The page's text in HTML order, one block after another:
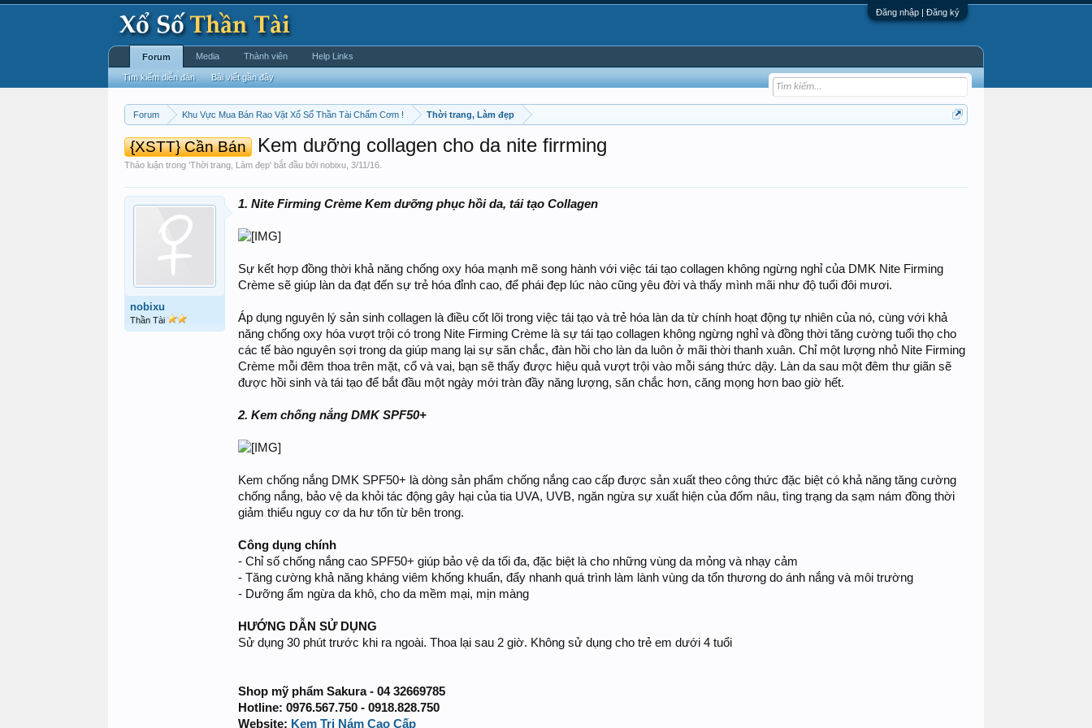
Đăng nhập | Đăng ký
Forum Khu Vực Mua Bán Rao Vặt Xổ Số Thần Tài Chấm Cơm ! Thời trang, Làm đẹp
{XSTT} Cần Bán Kem dưỡng collagen cho da nite firrming
Thảo luận trong 'Thời trang, Làm đẹp' bắt đầu bởi nobixu 3/11/16
nobixu
Thần Tài
1. Nite Firming Crème Kem dưỡng phục hồi da, tái tạo Collagen
Sự kết hợp đồng thời khả năng chống oxy hóa mạnh mẽ song hành với việc tái tạo collagen không ngừng nghỉ của DMK Nite Firming
Crème sẽ giúp làn da đạt đến sự trẻ hóa đỉnh cao, để phái đẹp lúc nào cũng yêu đời và thấy mình mãi như độ tuổi đôi mươi.
Áp dụng nguyên lý sản sinh collagen là điều cốt lõi trong việc tái tạo và trẻ hóa làn da từ chính hoạt động tự nhiên của nó, cùng với khả
năng chống oxy hóa vượt trội có trong Nite Firming Crème là sự tái tạo collagen không ngừng nghỉ và đồng thời tăng cường tuổi thọ cho
các tế bào nguyên sợi trong da giúp mang lại sự săn chắc, đàn hồi cho làn da luôn ở mãi thời thanh xuân. Chỉ một lượng nhỏ Nite Firming
Crème mỗi đêm thoa trên mặt, cổ và vai, bạn sẽ thấy được hiệu quả vượt trội vào mỗi sáng thức dậy. Làn da sau một đêm thư giãn sẽ
được hồi sinh và tái tạo để bắt đầu một ngày mới tràn đầy năng lượng, săn chắc hơn, căng mọng hơn bao giờ hết.
2. Kem chống nắng DMK SPF50+
Kem chống nắng DMK SPF50+ là dòng sản phẩm chống nắng cao cấp được sản xuất theo công thức đặc biệt có khả năng tăng cường
chống nắng, bảo vệ da khỏi tác động gây hại của tia UVA, UVB, ngăn ngừa sự xuất hiện của đốm nâu, tìng trạng da sạm nám đồng thời
giảm thiểu nguy cơ da hư tổn từ bên trong.
Công dụng chính
- Chỉ số chống nắng cao SPF50+ giúp bảo vệ da tối đa, đặc biệt là cho những vùng da mỏng và nhạy cảm
- Tăng cường khả năng kháng viêm khống khuẩn, đẩy nhanh quá trình làm lành vùng da tổn thương do ánh nắng và môi trường
- Dưỡng ẩm ngừa da khô, cho da mềm mại, mịn màng
HƯỚNG DẪN SỬ DỤNG
Sử dụng 30 phút trước khi ra ngoài. Thoa lại sau 2 giờ. Không sử dụng cho trẻ em dưới 4 tuổi
Shop mỹ phẩm Sakura - 04 32669785
Hotline: 0976.567.750 - 0918.828.750
Website: Kem Trị Nám Cao Cấp
Forum
Tìm kiếm diễn đàn Bài viết gần đây
Media Thành viên Help Links